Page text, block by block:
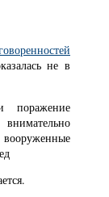
не в
поражение
вооруженные